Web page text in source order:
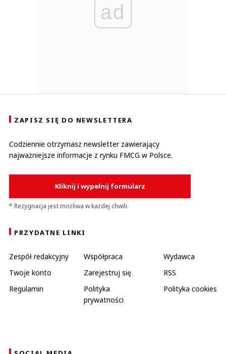
ad
ZAPISZ SIĘ DO NEWSLETTERA
Codziennie otrzymasz newsletter zawierający
najważniejsze informacje z rynku FMCG w Polsce.
Kliknij i wypełnij formularz
* Rezygnacja jest możliwa w każdej chwili.
PRZYDATNE LINKI
Zespół redakcyjny Współpraca
Wydawca
Twoje konto
Zarejestruj się
RSS
Regulamin
Polityka
prywatności
Polityka cookies